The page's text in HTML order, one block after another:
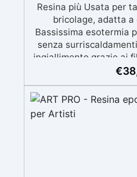
Resina più Usata per
bricolage, adatta a
Bassissima esotermia
senza
ingiallimento grazie ai
meccanica. Bassa
BPA/VOC free e
prolungato
€